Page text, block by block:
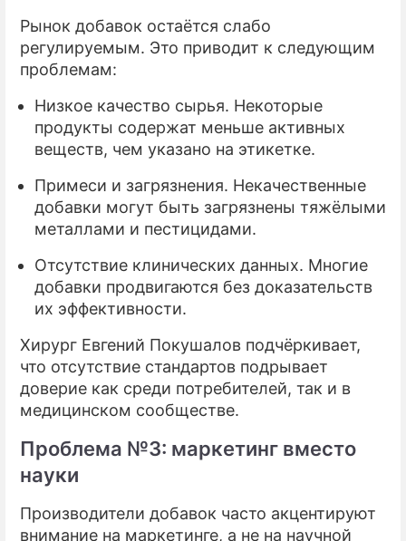
Рынок добавок остаётся слабо
регулируемым. Это приводит к следующим
проблемам:
Низкое качество сырья. Некоторые
продукты содержат меньше активных
веществ, чем указано на этикетке.
Примеси и загрязнения. Некачественные
добавки могут быть загрязнены тяжёлыми
металлами и пестицидами.
Отсутствие клинических данных. Многие
добавки продвигаются без доказательств
их эффективности.
Хирург Евгений Покушалов подчёркивает,
что отсутствие стандартов подрывает
доверие как среди потребителей, так и в
медицинском сообществе.
Проблема №3: маркетинг вместо
науки
Производители добавок часто акцентируют
внимание на маркетинге, а не на научной